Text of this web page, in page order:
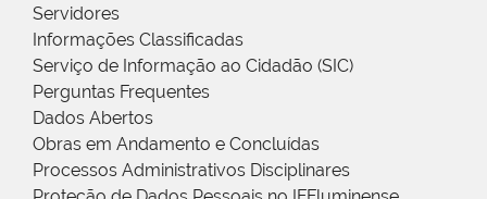
Servidores
Informações Classificadas
Serviço de Informação ao Cidadão (SIC)
Perguntas Frequentes
Dados Abertos
Obras em Andamento e Concluídas
Processos Administrativos Disciplinares